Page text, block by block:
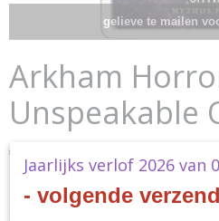
gelieve te mailen
Arkham
Unspeakable
€ 15,90 (inclusief btw 21%)
Niet op voorraad
Ontvang een mailtje zodra het
Jaarlijks verlof 2026 van
- volgende